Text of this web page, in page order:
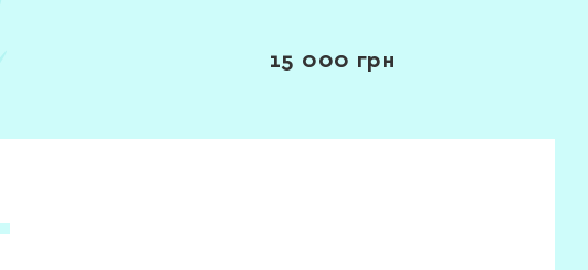
15 000 грн